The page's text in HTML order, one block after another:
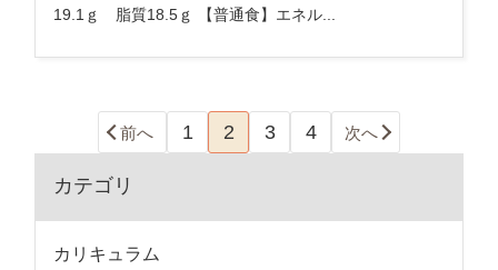
19.1ｇ 脂質18.5ｇ 【普通食】エネル...
前へ 1 2 3 4 次へ
カテゴリ
カリキュラム